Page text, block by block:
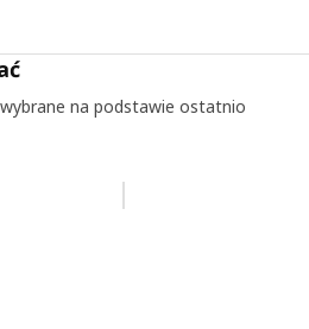
na podstawie ostatnio